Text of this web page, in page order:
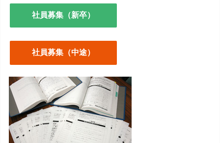
社員募集（新卒）
社員募集（中途）